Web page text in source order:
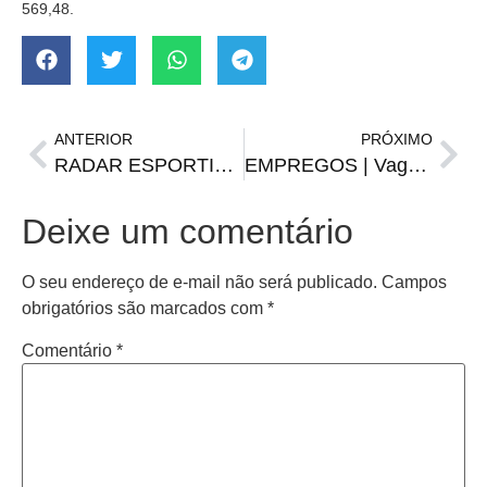
569,48.
ANTERIOR
RADAR ESPORTIVO | Cruzeiro e SER Santiago estrearam no fim de semana
PRÓXIMO
EMPREGOS | Vagas da FGTAS/Sine para segunda-feira, 14 de abril
Deixe um comentário
O seu endereço de e-mail não será publicado. Campos
obrigatórios são marcados com *
Comentário *